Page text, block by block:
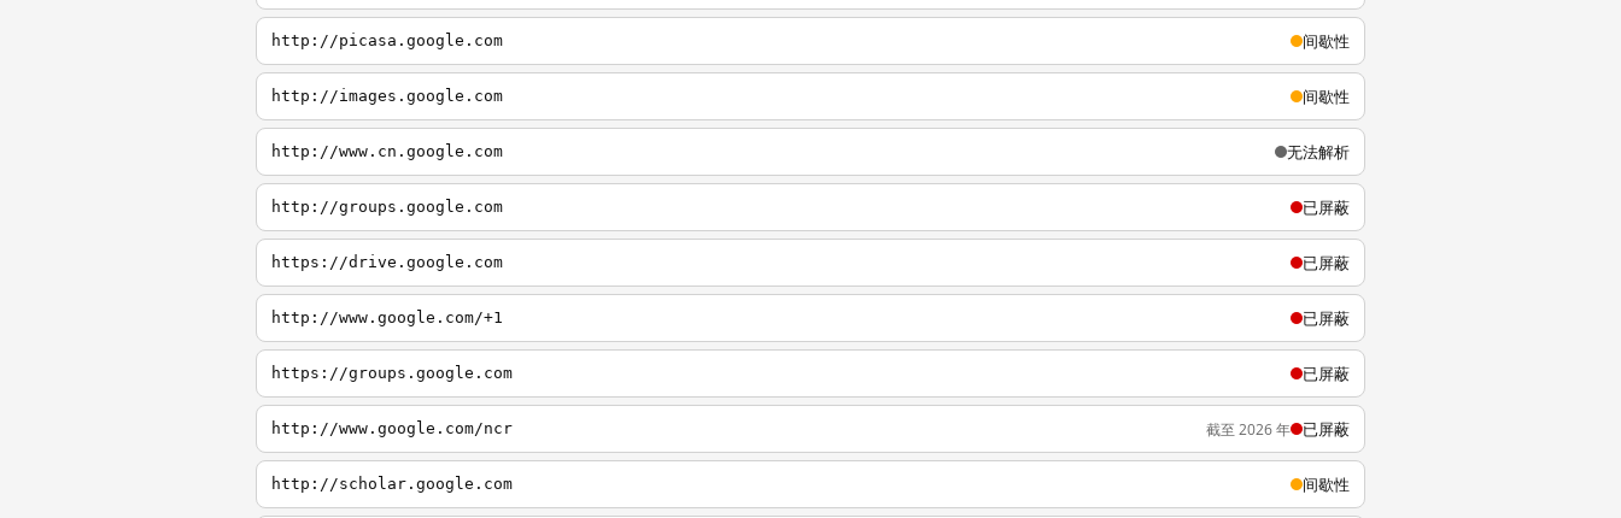
http://picasa.google.com 间歇性
http://images.google.com 间歇性
http://www.cn.google.com 无法解析
http://groups.google.com 已屏蔽
https://drive.google.com 已屏蔽
http://www.google.com/+1 已屏蔽
https://groups.google.com 已屏蔽
http://www.google.com/ncr 截至 2026 年 已屏蔽
http://scholar.google.com 间歇性